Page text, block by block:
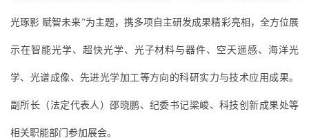
光琢影 赋智未来”为主题，携多项自主研发成果精彩亮相，全方位展
示在智能光学、超快光学、光子材料与器件、空天遥感、海洋光
学、光谱成像、先进光学加工等方向的科研实力与技术应用成果。
副所长（法定代表人）邵晓鹏、纪委书记梁峻、科技创新成果处等
相关职能部门参加展会。